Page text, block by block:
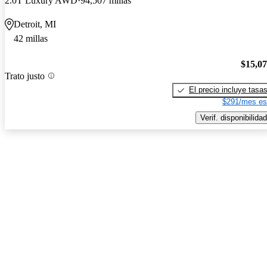
Detroit, MI
42 millas
Trato justo
El precio incluye tasas
$291/mes
Verif. disponibilidad